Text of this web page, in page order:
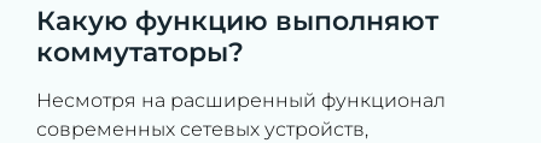
Какую функцию выполняют
коммутаторы?
Несмотря на расширенный функционал
современных сетевых устройств,